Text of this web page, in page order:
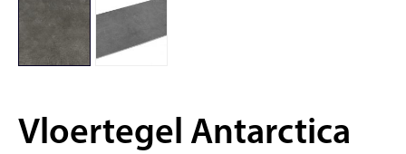
Vloertegel Antarctica